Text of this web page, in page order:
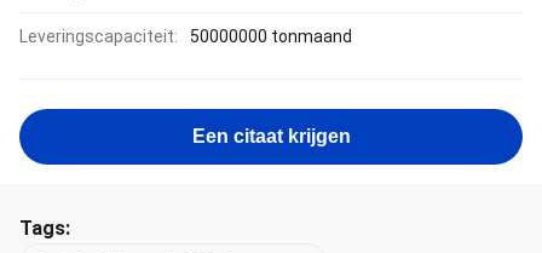
Leveringscapaciteit: 50000000 tonmaand
Een citaat krijgen
Tags: